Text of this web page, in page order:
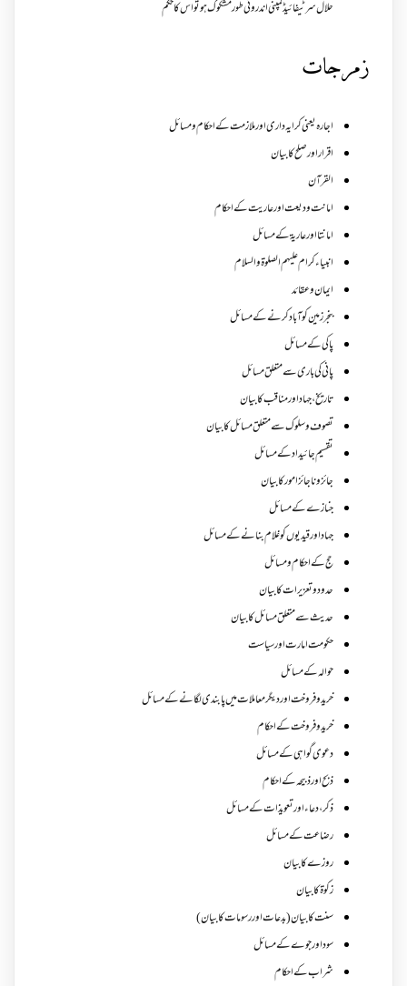
حلال سرٹیفائیڈ کمپنی اندرونی طور مشکوک ہو تو اس کا حکم
زمرجات
اجارہ یعنی کرایہ داری اور ملازمت کے احکام و مسائل
اقرار اور صلح کا بیان
القرآن
امانت ودیعت اورعاریت کے احکام
امانتا اور عاریة کے مسائل
انبیاء کرام علیہم الصلوۃ والسلام
ایمان وعقائد
بنجر زمین کو آباد کرنے کے مسائل
پاکی کے مسائل
پانی کی باری سے متعلق مسائل
تاریخ،جہاد اور مناقب کا بیان
تصوف و سلوک سے متعلق مسائل کا بیان
تقسیم جائیداد کے مسائل
جائز و ناجائزامور کا بیان
جنازے کےمسائل
جہاد اور قیدیوں کو غلام بنانے کے مسائل
حج کے احکام ومسائل
حدود و تعزیرات کا بیان
حدیث سے متعلق مسائل کا بیان
حکومت امارت اور سیاست
حوالہ کے مسائل
خرید و فروخت اور دیگر معاملات میں پابندی لگانے کے مسائل
خرید و فروخت کے احکام
دعوی گواہی کے مسائل
ذبح اور ذبیحہ کے احکام
ذکر،دعاء اور تعویذات کے مسائل
رضاعت کے مسائل
روزے کا بیان
زکوة کابیان
سنت کا بیان (بدعات اور رسومات کا بیان)
سود اور جوے کے مسائل
شراب کے احکام